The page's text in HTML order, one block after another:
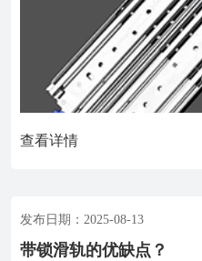
查看详情
发布日期：2025-08-13
带锁滑轨的优缺点？